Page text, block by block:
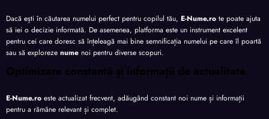
Dacă ești în căutarea numelui perfect pentru copilul tău, E-Nume.ro te poate ajuta
să iei o decizie informată. De asemenea, platforma este un instrument excelent
pentru cei care doresc să înțeleagă mai bine semnificația numelui pe care îl poartă
sau să exploreze nume noi pentru diverse scopuri.
Optimizare constantă și informații de actualitate
E-Nume.ro este actualizat frecvent, adăugând constant noi nume și informații
pentru a rămâne relevant și complet.